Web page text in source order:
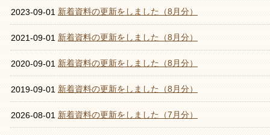
2023-09-01 新着資料の更新をしました（8月分）
2021-09-01 新着資料の更新をしました（8月分）
2020-09-01 新着資料の更新をしました（8月分）
2019-09-01 新着資料の更新をしました（8月分）
2026-08-01 新着資料の更新をしました（7月分）